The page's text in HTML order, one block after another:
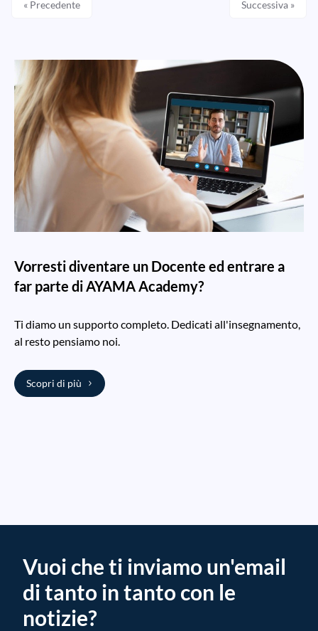
« Precedente Successiva »
Vorresti diventare un Docente ed entrare a
far parte di AYAMA Academy?
Ti diamo un supporto completo. Dedicati all'insegnamento,
al resto pensiamo noi.
Scopri di più
Vuoi che ti inviamo un'email
di tanto in tanto con le
notizie?